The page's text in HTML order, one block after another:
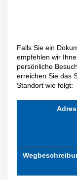
Falls Sie ein
empfehlen wir
persönliche
erreichen Sie das
Standort wie folgt: